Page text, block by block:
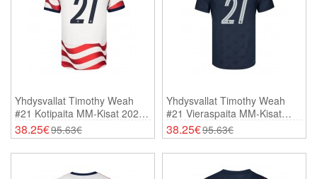
Yhdysvallat Timothy Weah
#21 Kotipaita MM-Kisat 2026
Lyhythihainen
38.25€95.63€
Yhdysvallat Timothy Weah
#21 Vieraspaita MM-Kisat
2026 Lyhythihainen
38.25€95.63€